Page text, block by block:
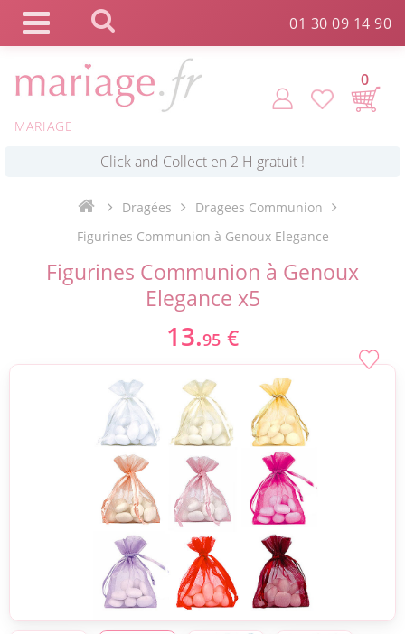
01 30 09 14 90
MARIAGE
0
Click and Collect en 2 H gratuit !
Livraison point relais gratuit dès 89 € !
Payez votre commande en 4X sans frais
Dragées
Dragees Communion
Figurines Communion à Genoux Elegance
Figurines Communion à Genoux
Elegance x5
13.95 €
Panneau de gestion des cookies